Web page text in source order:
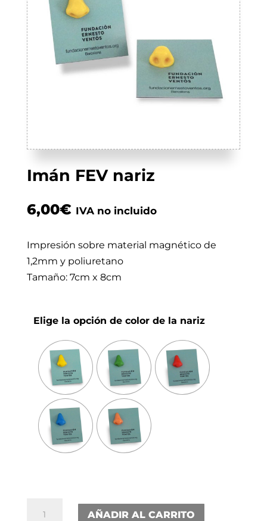
Imán FEV nariz
6,00€ IVA no incluido
Impresión sobre material magnético de
1,2mm y poliuretano
Tamaño: 7cm x 8cm
Elige la opción de color de la nariz
AÑADIR AL CARRITO